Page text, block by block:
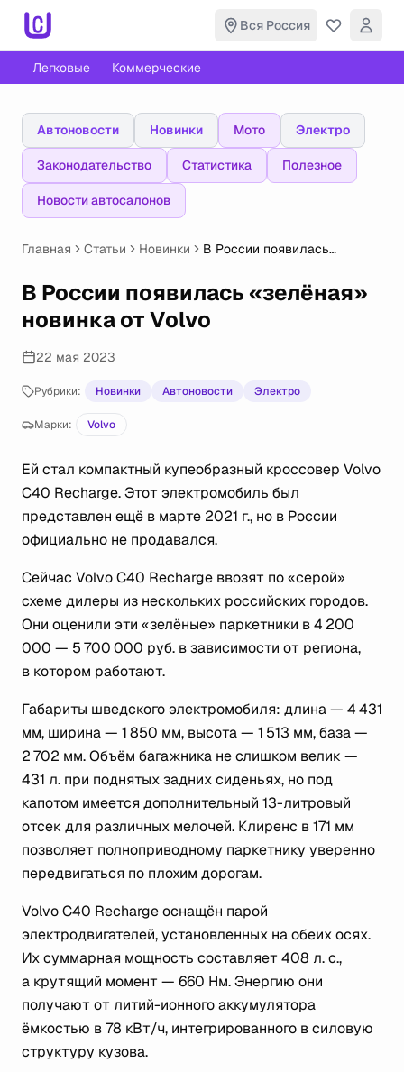
Вся Россия
Легковые Коммерческие
Автоновости Новинки Мото Электро
Законодательство Статистика Полезное
Новости автосалонов
Главная Статьи Новинки
В России появилась
В России появилась «зелёная»
новинка от Volvo
22 мая 2023
Рубрики: Новинки Автоновости Электро
Марки: Volvo
Ей стал компактный купеобразный кроссовер Volvo
C40 Recharge. Этот электромобиль был
представлен ещё в марте 2021 г., но в России
официально не продавался.
Сейчас Volvo C40 Recharge ввозят по «серой»
схеме дилеры из нескольких российских городов.
Они оценили эти «зелёные» паркетники в 4 200
000 — 5 700 000 руб. в зависимости от региона,
в котором работают.
Габариты шведского электромобиля: длина — 4 431
мм, ширина — 1 850 мм, высота — 1 513 мм, база —
2 702 мм. Объём багажника не слишком велик —
431 л. при поднятых задних сиденьях, но под
капотом имеется дополнительный 13-литровый
отсек для различных мелочей. Клиренс в 171 мм
позволяет полноприводному паркетнику уверенно
передвигаться по плохим дорогам.
Volvo C40 Recharge оснащён парой
электродвигателей, установленных на обеих осях.
Их суммарная мощность составляет 408 л. с.,
а крутящий момент — 660 Нм. Энергию они
получают от литий-ионного аккумулятора
ёмкостью в 78 кВт/ч, интегрированного в силовую
структуру кузова.